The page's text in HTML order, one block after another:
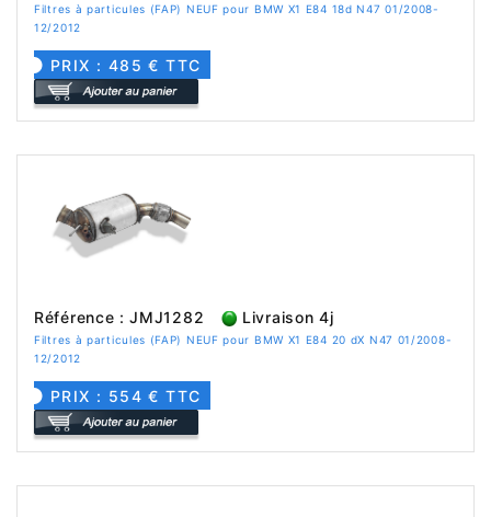
Filtres à particules (FAP) NEUF pour BMW X1 E84 18d N47 01/2008-
12/2012
PRIX : 485 € TTC
Référence : JMJ1282 Livraison 4j
Filtres à particules (FAP) NEUF pour BMW X1 E84 20 dX N47 01/2008-
12/2012
PRIX : 554 € TTC